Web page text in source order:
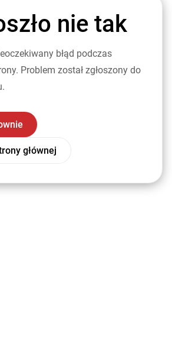
nie tak
błąd podczas
Problem został zgłoszony do
głównej